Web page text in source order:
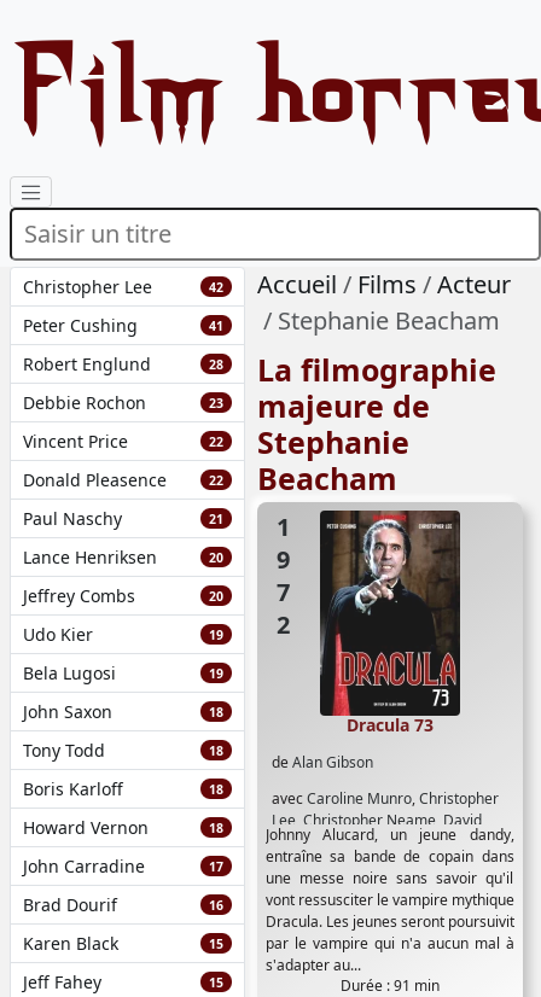
Film
Christopher Lee 42
Peter Cushing 41
Robert Englund 28
Debbie Rochon 23
Vincent Price 22
Donald Pleasence 22
Paul Naschy 21
Lance Henriksen 20
Jeffrey Combs 20
Udo Kier 19
Bela Lugosi 19
John Saxon 18
Tony Todd 18
Boris Karloff 18
Howard Vernon 18
John Carradine 17
Brad Dourif 16
Karen Black 15
Jeff Fahey 15
Accueil Films
Acteur
Stephanie Beacham
La filmographie
majeure de
Stephanie
Beacham
1972
deAlan Gibson
avecCaroline Munro,Christopher
Lee, Christopher Neame, David
Andrews,Janet Key,Larry Bowers,
Marcha Hunt,Michael Coles,
Michael Kitchen,Peter Cushing
Philip Minner,Stephanie Beacham,
William Ellis
Dracula 73
Johnny Alucard, un jeune dandy,
entraîne sa bande de copain dans
une messe noire sans savoir qu'il
vont ressusciter le vampire mythique
Dracula. Les jeunes seront poursuivit
par le vampire qui n'a aucun mal à
s'adapter au...
Durée : 91 min